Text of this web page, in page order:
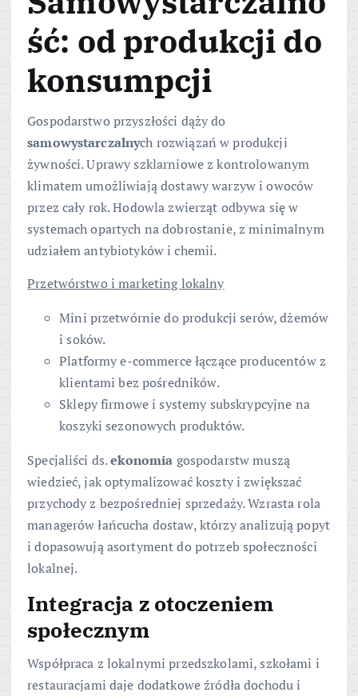
ść: od produkcji do
konsumpcji
Gospodarstwo przyszłości dąży do
samowystarczalnych rozwiązań w produkcji
żywności. Uprawy szklarniowe z kontrolowanym
klimatem umożliwiają dostawy warzyw i owoców
przez cały rok. Hodowla zwierząt odbywa się w
systemach opartych na dobrostanie, z minimalnym
udziałem antybiotyków i chemii.
Przetwórstwo i marketing lokalny
Mini przetwórnie do produkcji serów, dżemów
i soków.
Platformy e-commerce łączące producentów z
klientami bez pośredników.
Sklepy firmowe i systemy subskrypcyjne na
koszyki sezonowych produktów.
Specjaliści ds.ekonomia gospodarstw muszą
wiedzieć, jak optymalizować koszty i zwiększać
przychody z bezpośredniej sprzedaży. Wzrasta rola
managerów łańcucha dostaw, którzy analizują popyt
i dopasowują asortyment do potrzeb społeczności
lokalnej.
Integracja z otoczeniem
społecznym
Współpraca z lokalnymi przedszkolami, szkołami i
restauracjami daje dodatkowe źródła dochodu i